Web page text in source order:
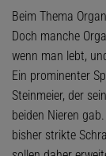
Beim Thema
Doch manche
wenn man lebt,
Ein prominenter
Steinmeier, der
beiden Nieren
bisher strikte